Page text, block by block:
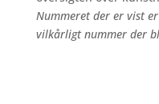
Nummeret der er vist
vilkårligt nummer der